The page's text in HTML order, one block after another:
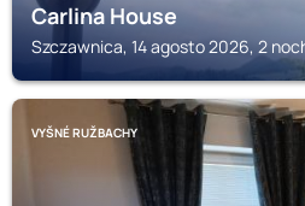
Carlina House
Szczawnica, 14 agosto 2026, 2
VYŠNÉ RUŽBACHY